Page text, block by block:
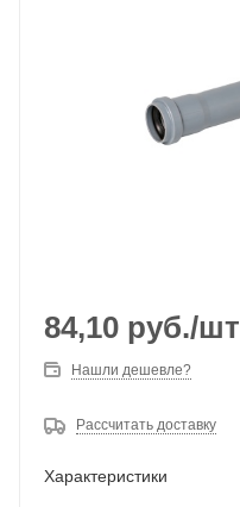
84,10 руб./шт
Нашли дешевле?
Рассчитать доставку
Характеристики